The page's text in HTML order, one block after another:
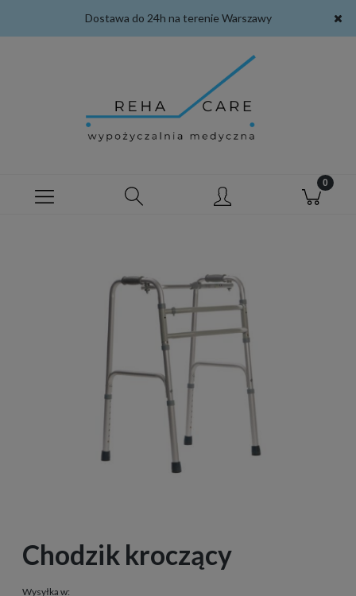
Dostawa do 24h na terenie Warszawy
Chodzik kroczący
Wysyłka w: